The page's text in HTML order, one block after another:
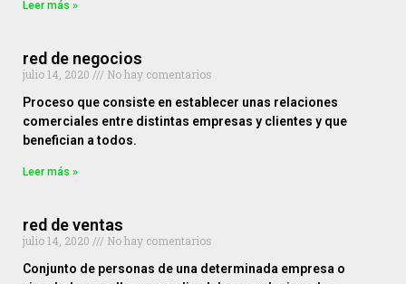
Leer más »
red de negocios
julio 14, 2020
No hay comentarios
Proceso que consiste en establecer unas relaciones
comerciales entre distintas empresas y clientes y que
benefician a todos.
Leer más »
red de ventas
julio 14, 2020
No hay comentarios
Conjunto de personas de una determinada empresa o